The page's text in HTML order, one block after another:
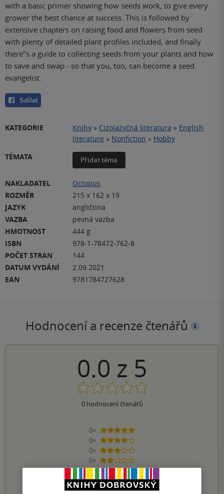
with a basic primer showing how seeds work, to give every
grower the best chance at success. This is followed by
extensive chapters on raising food and flowers from seed
with plenty of detailed plant profiles included, and finally
there''s a guide to collecting seeds from your plants and how
to save and swap - so that you, too, can become a seed
evangelist.
Sdílet
KATEGORIE Knihy » Cizojazyčná literatura » English
literature » Nonfiction » Hobby
TÉMATA
Přidat téma
NAKLADATEL
Octopus
ROZMĚR
215 x 162 x 19
JAZYK
angličtina
VAZBA
pevná vazba
HMOTNOST
444 g
ISBN
978-1-78472-762-8
POČET STRAN
144
DATUM VYDÁNÍ
2.09.2021
EAN
9781784727628
Hodnocení a recenze čtenářů
0.0 z 5
0hodnocení čtenářů
0×
5 hvězdiček
0×
4 hvězdičky
0×
3 hvězdičky
0×
2 hvězdičky
0×